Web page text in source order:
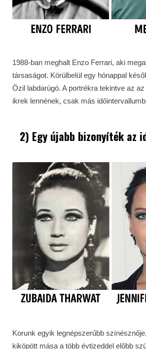
1988-ban meghalt Enzo Ferrari, aki
társaságot. Körülbelül egy hónappal
Özil labdarúgó. A portrékra tekintve az
ikrek lennének, csak más
2) Egy újabb bizonyíték az
Korunk egyik legnépszerűbb
kiköpött mása a több évtizeddel előbb